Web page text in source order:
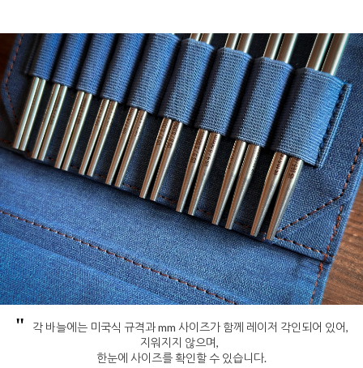
"
각 바늘에는 미국식 규격과 mm 사이즈가 함께 레이저 각인되어 있어,
지워지지 않으며,
한눈에 사이즈를 확인할 수 있습니다.